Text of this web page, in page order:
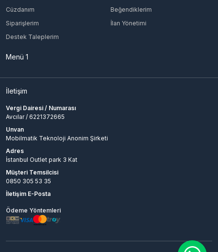
Cüzdanım
Beğendiklerim
Siparişlerim
İlan Yönetimi
Destek Taleplerim
Menü 1
İletişim
Vergi Dairesi / Numarası
Avcılar / 6221372665
Unvan
Mobilmatik Teknoloji Anonim Şirketi
Adres
İstanbul Outlet park 3 Kat
Müşteri Temsilcisi
0850 305 53 35
İletişim E-Posta
Ödeme Yöntemleri